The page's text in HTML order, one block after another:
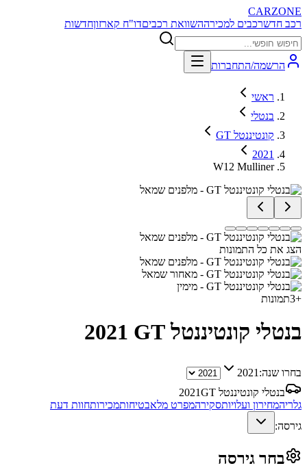
CARZONE
רכב חדשרכבים למכירההשוואת רכביםדו"ח קארזוןחדשות
הרשמה/התחברות
ראשי
בנטלי
קונטיננטל GT
2021
W12 Mulliner
הצג את כל התמונות
+
3תמונות
בנטלי קונטיננטל GT 2021
בחרו שנה: 2021
בנטלי קונטיננטל GT
2021
גלריהמחירון ועלויותסקירהמפרט מלאבטיחותמכירותחוות דעת
גירסה:
בחר גירסה